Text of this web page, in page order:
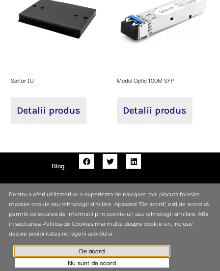
Sertar 1U
Detalii produs
Modul Optic 100M SFP
Detalii produs
Blog
Contact
Termeni si Conditii Politica de Confidentialitate
Sitemap
Pentru a oferi utilizatorilor o experienta de navigare mai placuta folosim
module cookie sau tehnologii similare. Apasand "De acord", esti de acord să
permiti colectarea de informatii prin cookie-uri sau tehnologii similare. Afla
in sectiunea Politica de Cookies mai multe despre cookie-uri, inclusiv
despre posibilitatea retragerii acordului.
De acord
Nu sunt de acord